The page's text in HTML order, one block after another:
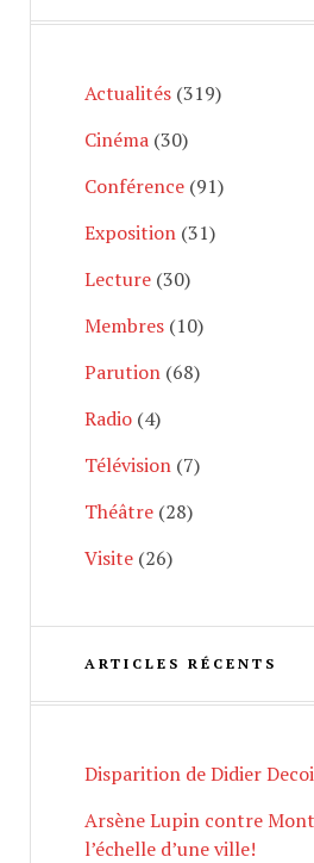
Actualités(319)
Cinéma(30)
Conférence(91)
Exposition(31)
Lecture(30)
Membres(10)
Parution(68)
Radio(4)
Télévision(7)
Théâtre(28)
Visite(26)
ARTICLES RÉCENTS
Disparition de Didier
Arsène Lupin contre
l’échelle d’une ville!